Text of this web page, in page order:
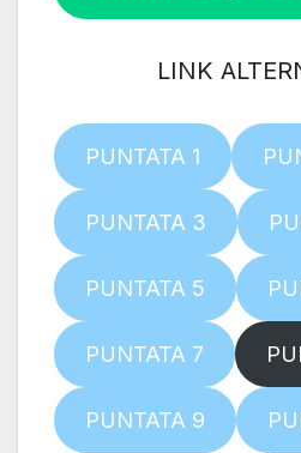
LINK
PUNTATA 1
PUNTATA 3
PUNTATA 5
PUNTATA 7
PUNTATA 9